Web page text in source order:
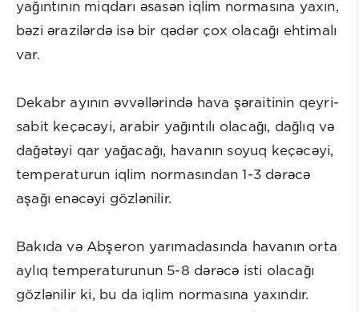
yağıntının miqdarı əsasən iqlim normasına yaxın,
bəzi ərazilərdə isə bir qədər çox olacağı ehtimalı
var.
Dekabr ayının əvvəllərində hava şəraitinin qeyri-
sabit keçəcəyi, arabir yağıntılı olacağı, dağlıq və
dağətəyi qar yağacağı, havanın soyuq keçəcəyi,
temperaturun iqlim normasından 1-3 dərəcə
aşağı enəcəyi gözlənilir.
Bakıda və Abşeron yarımadasında havanın orta
aylıq temperaturunun 5-8 dərəcə isti olacağı
gözlənilir ki, bu da iqlim normasına yaxındır.